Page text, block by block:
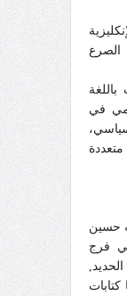
باللغة
في
حسين
فرج
,
كتابات